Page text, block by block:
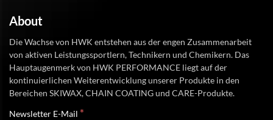
About
Die Wachse von HWK entstehen aus der engen Zusammenarbeit
von aktiven Leistungssportlern, Technikern und Chemikern. Das
Hauptaugenmerk von HWK PERFORMANCE liegt auf der
kontinuierlichen Weiterentwicklung unserer Produkte in den
Bereichen SKIWAX, CHAIN COATING und CARE-Produkte.
Newsletter E-Mail *